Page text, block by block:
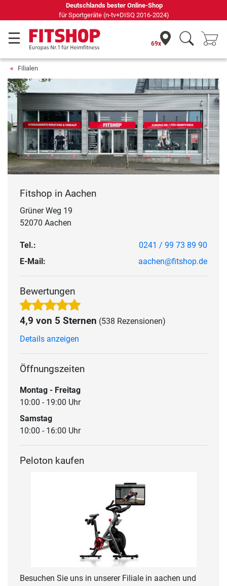
Deutschlands bester Online-Shop
für Sportgeräte (n-tv+DISQ 2016-2024)
69x
Filialen
Fitshop in Aachen
Grüner Weg 19
52070 Aachen
Tel.:
0241 / 99 73 89 90
E-Mail:
aachen@fitshop.de
Bewertungen
4,9 von 5 Sternen (538 Rezensionen)
Details anzeigen
Öffnungszeiten
Montag - Freitag
10:00 - 19:00 Uhr
Samstag
10:00 - 16:00 Uhr
Peloton kaufen
Besuchen Sie uns in unserer Filiale in aachen und